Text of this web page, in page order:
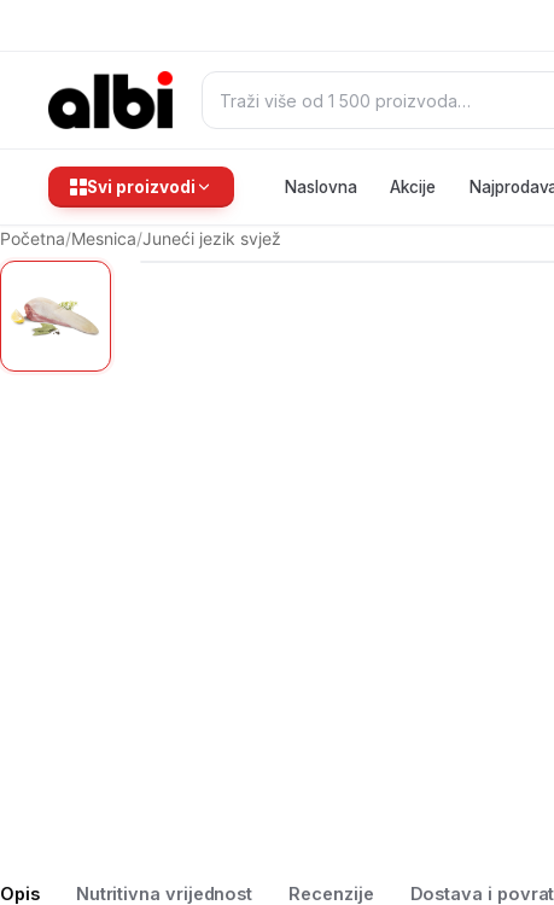
Pretraži:
Svi proizvodi Naslovna Akcije
Početna/Mesnica/Juneći jezik svjež
Opis Nutritivna vrijednost Recenzije Dostava i povrat